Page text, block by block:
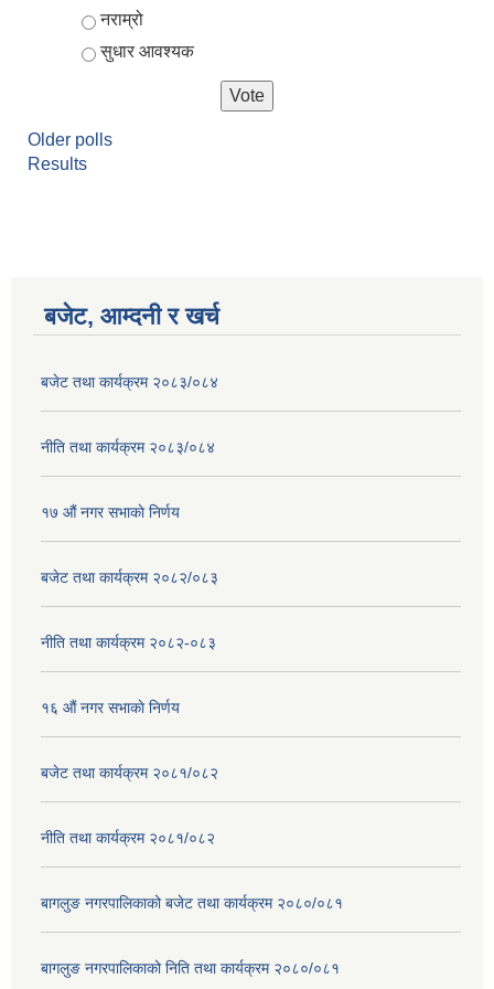
नराम्रो
सुधार आवश्यक
Older polls
Results
बजेट, आम्दनी र खर्च
बजेट तथा कार्यक्रम २०८३/०८४
नीति तथा कार्यक्रम २०८३/०८४
१७ ‌‍औं नगर सभाकाे निर्णय
बजेट तथा कार्यक्रम २०८२/०८३
नीति तथा कार्यक्रम २०८२-०८३
१६ ‌औं नगर सभाकाे निर्णय
बजेट तथा कार्यक्रम २०८१/०८२
नीति तथा कार्यक्रम २०८१/०८२
बागलुङ नगरपालिकाको बजेट तथा कार्यक्रम २०८०/०८१
बागलुङ नगरपालिकाको निति तथा कार्यक्रम २०८०/०८१